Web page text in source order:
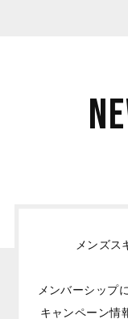
メンズス
メンバーシップ
キャンペーン情